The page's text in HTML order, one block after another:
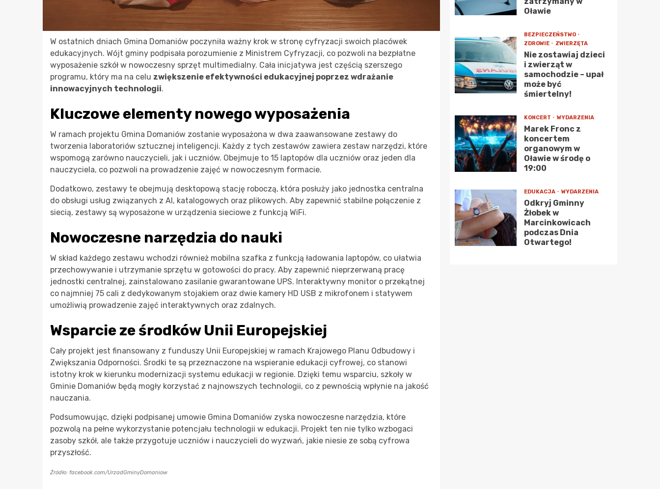
W ostatnich dniach Gmina Domaniów poczyniła ważny krok w stronę cyfryzacji swoich placówek
edukacyjnych. Wójt gminy podpisała porozumienie z Ministrem Cyfryzacji, co pozwoli na bezpłatne
wyposażenie szkół w nowoczesny sprzęt multimedialny. Cała inicjatywa jest częścią szerszego
programu, który ma na celu zwiększenie efektywności edukacyjnej poprzez wdrażanie
innowacyjnych technologii.
Kluczowe elementy nowego wyposażenia
W ramach projektu Gmina Domaniów zostanie wyposażona w dwa zaawansowane zestawy do
tworzenia laboratoriów sztucznej inteligencji. Każdy z tych zestawów zawiera zestaw narzędzi, które
wspomogą zarówno nauczycieli, jak i uczniów. Obejmuje to 15 laptopów dla uczniów oraz jeden dla
nauczyciela, co pozwoli na prowadzenie zajęć w nowoczesnym formacie.
Dodatkowo, zestawy te obejmują desktopową stację roboczą, która posłuży jako jednostka centralna
do obsługi usług związanych z AI, katalogowych oraz plikowych. Aby zapewnić stabilne połączenie z
siecią, zestawy są wyposażone w urządzenia sieciowe z funkcją WiFi.
Nowoczesne narzędzia do nauki
W skład każdego zestawu wchodzi również mobilna szafka z funkcją ładowania laptopów, co ułatwia
przechowywanie i utrzymanie sprzętu w gotowości do pracy. Aby zapewnić nieprzerwaną pracę
jednostki centralnej, zainstalowano zasilanie gwarantowane UPS. Interaktywny monitor o przekątnej
co najmniej 75 cali z dedykowanym stojakiem oraz dwie kamery HD USB z mikrofonem i statywem
umożliwią prowadzenie zajęć interaktywnych oraz zdalnych.
Wsparcie ze środków Unii Europejskiej
Cały projekt jest finansowany z funduszy Unii Europejskiej w ramach Krajowego Planu Odbudowy i
Zwiększania Odporności. Środki te są przeznaczone na wspieranie edukacji cyfrowej, co stanowi
istotny krok w kierunku modernizacji systemu edukacji w regionie. Dzięki temu wsparciu, szkoły w
Gminie Domaniów będą mogły korzystać z najnowszych technologii, co z pewnością wpłynie na jakość
nauczania.
Podsumowując, dzięki podpisanej umowie Gmina Domaniów zyska nowoczesne narzędzia, które
pozwolą na pełne wykorzystanie potencjału technologii w edukacji. Projekt ten nie tylko wzbogaci
zasoby szkół, ale także przygotuje uczniów i nauczycieli do wyzwań, jakie niesie ze sobą cyfrowa
przyszłość.
Źródło: facebook.com/UrzadGminyDomaniow
Oławie
BEZPIECZEŃSTWO
ZDROWIE
ZWIERZĘTA
Nie zostawiaj dzieci
i zwierząt w
samochodzie – upał
może być
śmiertelny!
KONCERT WYDARZENIA
Marek Fronc z
koncertem
organowym w
Oławie w środę o
19:00
EDUKACJA WYDARZENIA
Odkryj Gminny
Żłobek w
Marcinkowicach
podczas Dnia
Otwartego!